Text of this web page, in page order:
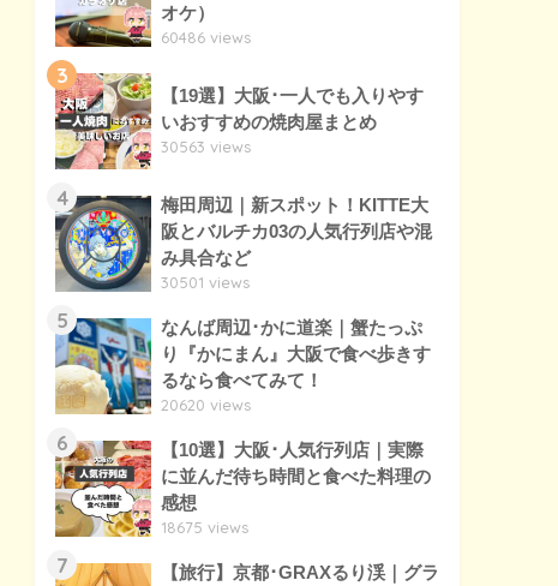
オケ）
60486 views
3
【19選】大阪･一人でも入りやす
いおすすめの焼肉屋まとめ
30563 views
4
梅田周辺｜新スポット！KITTE大
阪とバルチカ03の人気行列店や混
み具合など
30501 views
5
なんば周辺･かに道楽｜蟹たっぷ
り『かにまん』大阪で食べ歩きす
るなら食べてみて！
20620 views
6
【10選】大阪･人気行列店｜実際
に並んだ待ち時間と食べた料理の
感想
18675 views
7
【旅行】京都･GRAXるり渓｜グラ